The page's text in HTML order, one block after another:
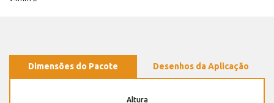
Dimensões do Pacote Desenhos da Aplicação
Altura